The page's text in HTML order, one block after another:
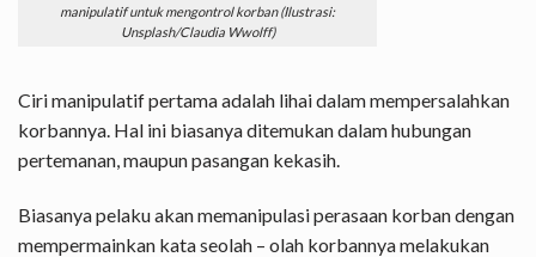
manipulatif untuk mengontrol korban (Ilustrasi:
Unsplash/Claudia Wwolff)
Ciri manipulatif pertama adalah lihai dalam mempersalahkan
korbannya. Hal ini biasanya ditemukan dalam hubungan
pertemanan, maupun pasangan kekasih.
Biasanya pelaku akan memanipulasi perasaan korban dengan
mempermainkan kata seolah – olah korbannya melakukan